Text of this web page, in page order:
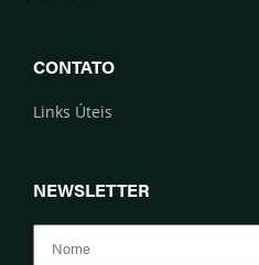
CONTATO
Links Úteis
NEWSLETTER